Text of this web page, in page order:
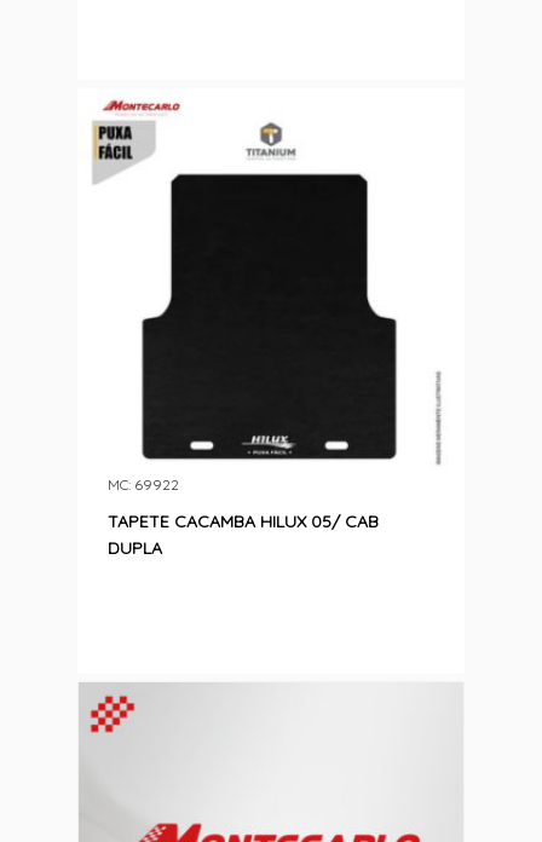
TAPETE CACAMBA HILUX 05/ CAB
DUPLA
MC: 69922